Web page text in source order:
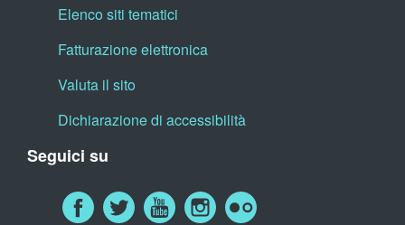
Elenco siti tematici
Fatturazione elettronica
Valuta il sito
Dichiarazione di accessibilità
Seguici su